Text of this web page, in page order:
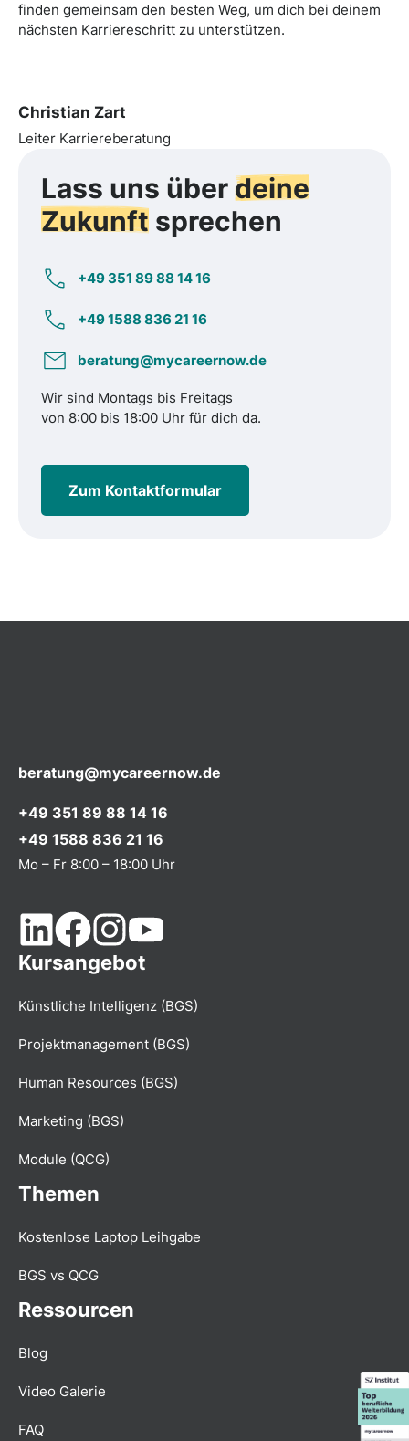
finden gemeinsam den besten Weg, um dich bei deinem
nächsten Karriereschritt zu unterstützen.
Christian Zart
Leiter Karriereberatung
Lass uns überdeine
Zukunft sprechen
+49 351 89 88 14 16
+49 1588 836 21 16
beratung@mycareernow.de
Wir sind Montags bis Freitags
von 8:00 bis 18:00 Uhr für dich da.
Zum Kontaktformular
beratung@mycareernow.de
+49 351 89 88 14 16
+49 1588 836 21 16
Mo – Fr 8:00 – 18:00 Uhr
Kursangebot
Künstliche Intelligenz (BGS)
Projektmanagement (BGS)
Human Resources (BGS)
Marketing (BGS)
Module (QCG)
Themen
Kostenlose Laptop Leihgabe
BGS vs QCG
Ressourcen
Blog
Video Galerie
FAQ